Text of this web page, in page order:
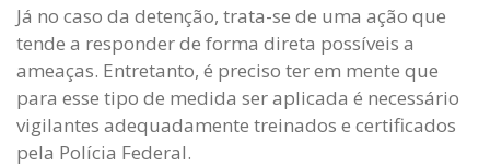
Já no caso da detenção, trata-se de uma ação que
tende a responder de forma direta possíveis a
ameaças. Entretanto, é preciso ter em mente que
para esse tipo de medida ser aplicada é necessário
vigilantes adequadamente treinados e certificados
pela Polícia Federal.